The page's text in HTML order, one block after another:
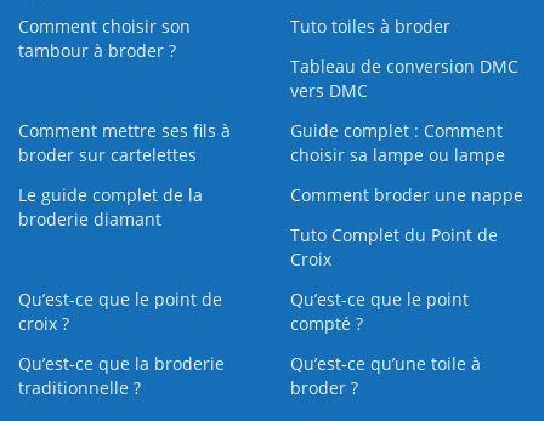
Comment choisir son
tambour à broder ?
Tuto toiles à broder
Tableau de conversion DMC
vers DMC
Comment mettre ses fils à
broder sur cartelettes
Guide complet : Comment
choisir sa lampe ou lampe
Le guide complet de la
broderie diamant
Comment broder une nappe
Tuto Complet du Point de
Croix
Qu’est-ce que le point de
croix ?
Qu’est-ce que le point
compté ?
Qu’est-ce que la broderie
traditionnelle ?
Qu’est‑ce qu’une toile à
broder ?